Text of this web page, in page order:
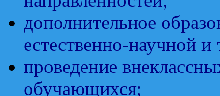
дополнительное
естественно-научной и
проведение
обучающихся;